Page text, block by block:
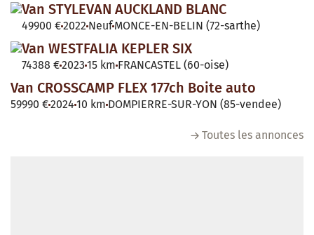
Van STYLEVAN AUCKLAND BLANC
49900 €2022 Neuf MONCE-EN-BELIN (72-sarthe)
Van WESTFALIA KEPLER SIX
74388 €2023 15 km FRANCASTEL (60-oise)
Van CROSSCAMP FLEX 177ch Boite auto
59990 €2024 10 km DOMPIERRE-SUR-YON (85-vendee)
Toutes les annonces